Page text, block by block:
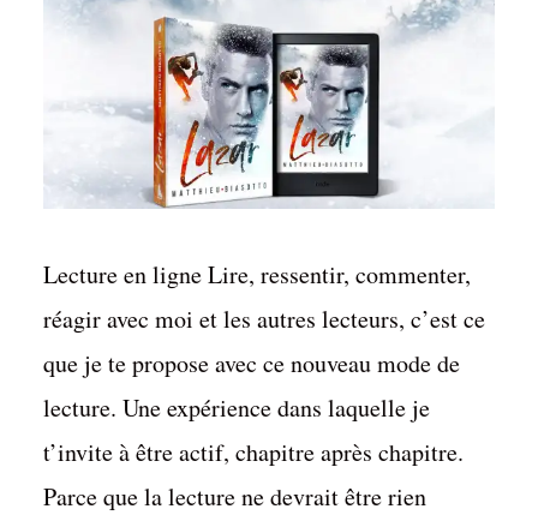
Lecture en ligne Lire, ressentir, commenter,
réagir avec moi et les autres lecteurs, c’est ce
que je te propose avec ce nouveau mode de
lecture. Une expérience dans laquelle je
t’invite à être actif, chapitre après chapitre.
Parce que la lecture ne devrait être rien